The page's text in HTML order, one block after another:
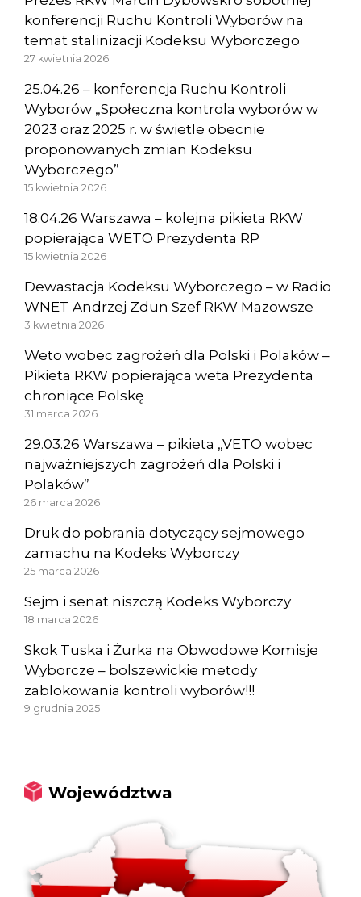
konferencji Ruchu Kontroli Wyborów na
temat stalinizacji Kodeksu Wyborczego
27 kwietnia 2026
25.04.26 – konferencja Ruchu Kontroli
Wyborów „Społeczna kontrola wyborów w
2023 oraz 2025 r. w świetle obecnie
proponowanych zmian Kodeksu
Wyborczego”
15 kwietnia 2026
18.04.26 Warszawa – kolejna pikieta RKW
popierająca WETO Prezydenta RP
15 kwietnia 2026
Dewastacja Kodeksu Wyborczego – w Radio
WNET Andrzej Zdun Szef RKW Mazowsze
3 kwietnia 2026
Weto wobec zagrożeń dla Polski i Polaków –
Pikieta RKW popierająca weta Prezydenta
chroniące Polskę
31 marca 2026
29.03.26 Warszawa – pikieta „VETO wobec
najważniejszych zagrożeń dla Polski i
Polaków”
26 marca 2026
Druk do pobrania dotyczący sejmowego
zamachu na Kodeks Wyborczy
25 marca 2026
Sejm i senat niszczą Kodeks Wyborczy
18 marca 2026
Skok Tuska i Żurka na Obwodowe Komisje
Wyborcze – bolszewickie metody
zablokowania kontroli wyborów!!!
9 grudnia 2025
Województwa